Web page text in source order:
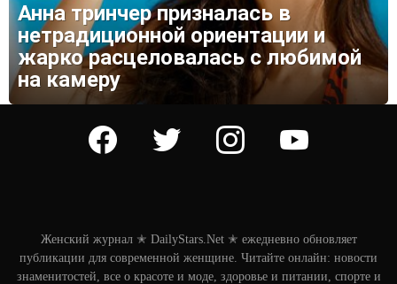
Анна тринчер призналась в
нетрадиционной ориентации и
жарко расцеловалась с любимой
на камеру
facebook twitter instagram youtube
Женский журнал ✭ DailyStars.Net ✭ ежедневно обновляет
публикации для современной женщине. Читайте онлайн: новости
знаменитостей, все о красоте и моде, здоровье и питании, спорте и